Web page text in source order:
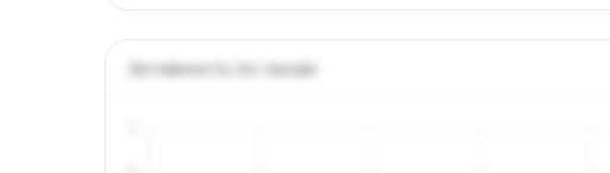
Активность по часам